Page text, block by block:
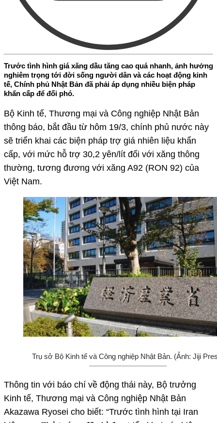
Trước tình hình giá xăng dầu tăng cao quá nhanh, ảnh hưởng
nghiêm trọng tới đời sống người dân và các hoạt động kinh
tế, Chính phủ Nhật Bản đã phải áp dụng nhiều biện pháp
khẩn cấp để đối phó.
Bộ Kinh tế, Thương mại và Công nghiệp Nhật Bản
thông báo, bắt đầu từ hôm 19/3, chính phủ nước này
sẽ triển khai các biện pháp trợ giá nhiên liệu khẩn
cấp, với mức hỗ trợ 30,2 yên/lít đối với xăng thông
thường, tương đương với xăng A92 (RON 92) của
Việt Nam.
Trụ sở Bộ Kinh tế và Công nghiệp Nhật Bản. (Ảnh: Jiji
Thông tin với báo chí về động thái này, Bộ trưởng
Kinh tế, Thương mại và Công nghiệp Nhật Bản
Akazawa Ryosei cho biết: “Trước tình hình tại Iran